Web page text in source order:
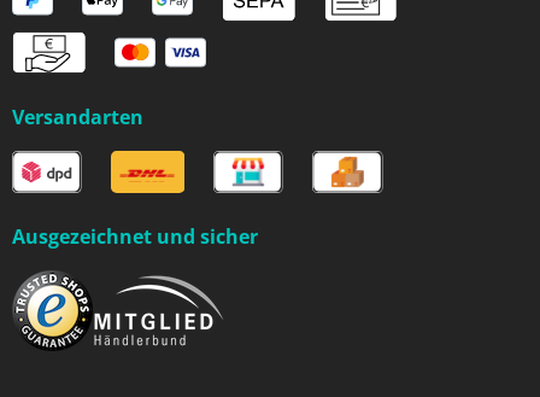
Versandarten
Ausgezeichnet und sicher